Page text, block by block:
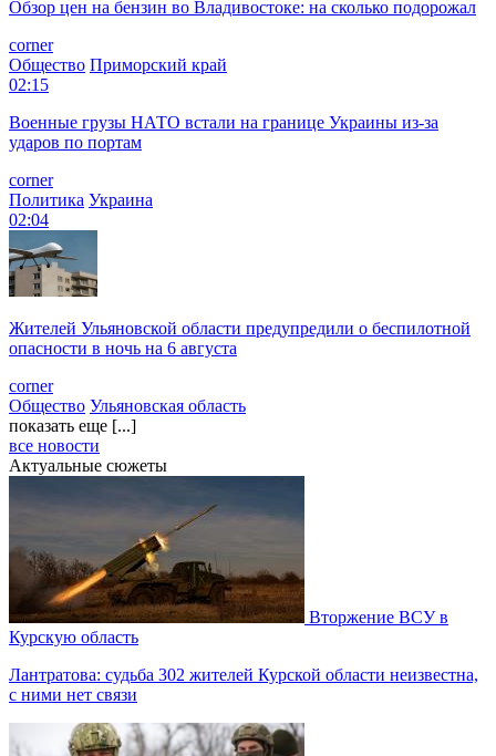
Обзор цен на бензин во Владивостоке: на сколько подорожал
corner
Общество Приморский край
02:15
Военные грузы НАТО встали на границе Украины из-за
ударов по портам
corner
Политика Украина
02:04
Жителей Ульяновской области предупредили о беспилотной
опасности в ночь на 6 августа
corner
Общество Ульяновская область
показать еще [...]
все новости
Актуальные сюжеты
Вторжение ВСУ в
Курскую область
Лантратова: судьба 302 жителей Курской области неизвестна,
с ними нет связи